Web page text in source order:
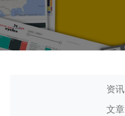
资讯
文章